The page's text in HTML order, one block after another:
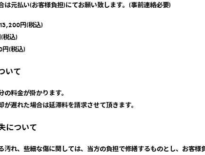
は元払い(お客様負担)にてお願い致します。(事前連絡必要)
円(税込)
税込)
(税込)
いて
料金が掛かります。
が遅れた場合は延滞料を請求させて頂きます。
について
汚れ、些細な傷に関しては、当方の負担で修繕するものとし、お客様